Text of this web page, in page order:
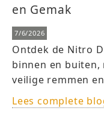
en Gemak
7/6/2026
Ontdek de Nitro
binnen en
veilige remmen
Lees complete